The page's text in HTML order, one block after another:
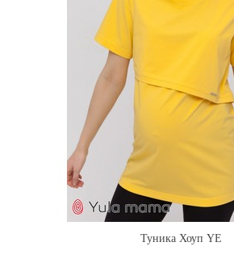
Туника Хоуп YE